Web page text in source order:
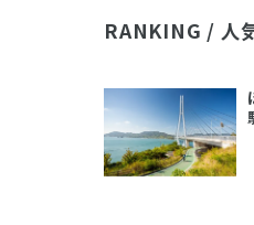
RANKING / 人